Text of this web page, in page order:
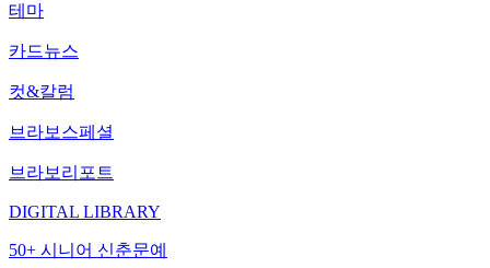
테마
카드뉴스
컷&칼럼
브라보스페셜
브라보리포트
DIGITAL LIBRARY
50+ 시니어 신춘문예